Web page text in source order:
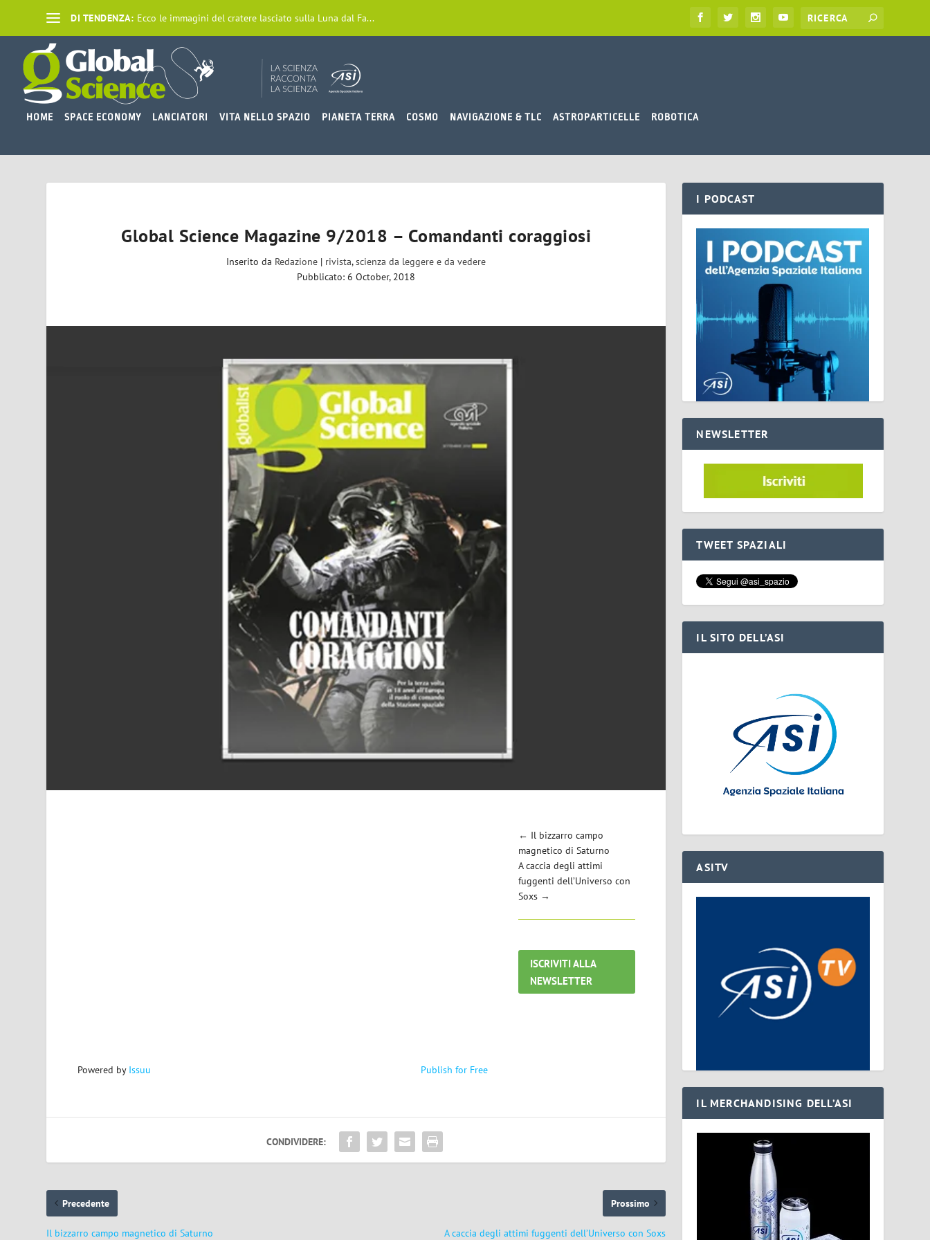
DI TENDENZA: Ecco le immagini del cratere lasciato sulla Luna dal Fa...
HOME SPACE ECONOMY LANCIATORI VITA NELLO SPAZIO PIANETA TERRA COSMO NAVIGAZIONE & TLC ASTROPARTICELLE ROBOTICA
Global Science Magazine 9/2018 – Comandanti coraggiosi
Inserito da Redazione | rivista,scienza da leggere e da vedere
Pubblicato: 6 October, 2018
Powered by Issuu Publish for Free
← Il bizzarro campo
magnetico di Saturno
A caccia degli attimi
fuggenti dell’Universo con
Soxs →
ISCRIVITI ALLA
NEWSLETTER
CONDIVIDERE:
Precedente
Il bizzarro campo magnetico di Saturno
Prossimo
A caccia degli attimi fuggenti dell’Universo con Soxs
I PODCAST
NEWSLETTER
TWEET SPAZIALI
IL SITO DELL’ASI
ASITV
IL MERCHANDISING DELL’ASI